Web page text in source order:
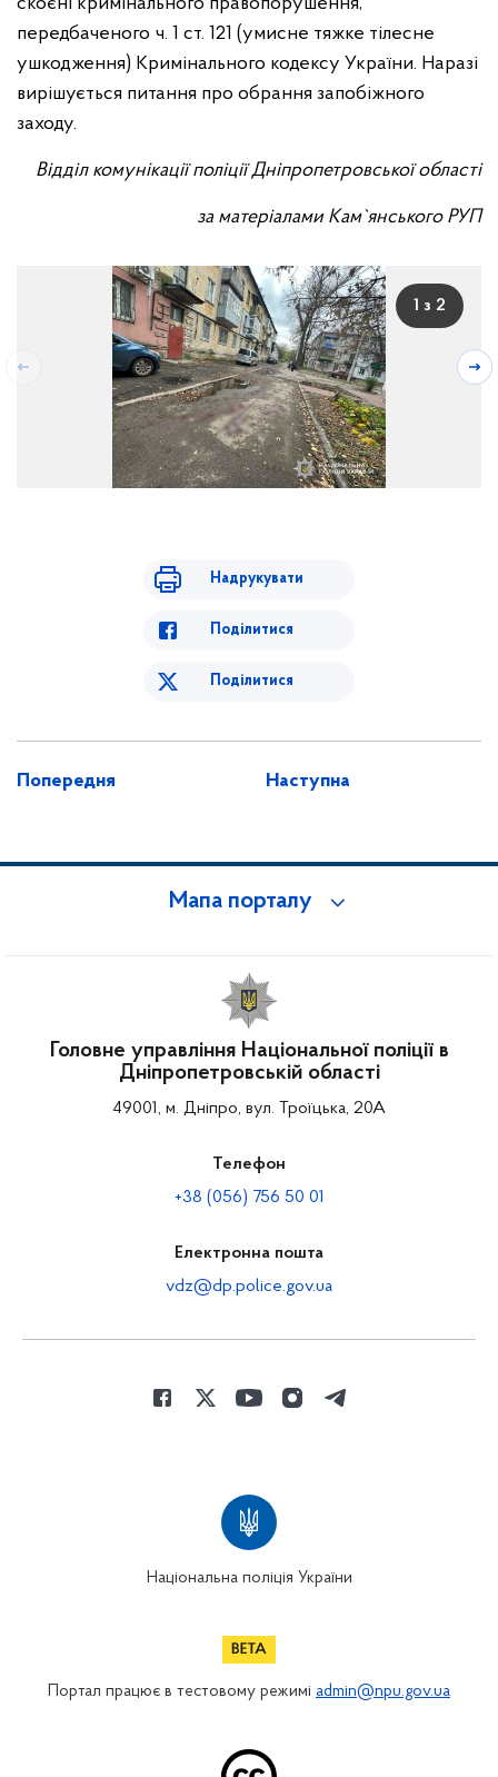
передбаченого ч. 1 ст. 121 (умисне тяжке тілесне
ушкодження) Кримінального кодексу України. Наразі
вирішується питання про обрання запобіжного
заходу.
Відділ комунікації поліції Дніпропетровської області
за матеріалами Кам`янського РУП
1 з 2
Надрукувати
Поділитися
Поділитися
Попередня Наступна
Мапа порталу
Головне управління Національної поліції в
Дніпропетровській області
49001, м. Дніпро, вул. Троїцька, 20А
Телефон
+38 (056) 756 50 01
Електронна пошта
vdz@dp.police.gov.ua
Національна поліція України
Портал працює в тестовому режимі admin@npu.gov.ua